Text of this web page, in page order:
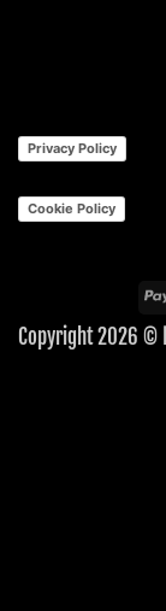
Privacy Policy
Cookie Policy
Copyright 2026 ©